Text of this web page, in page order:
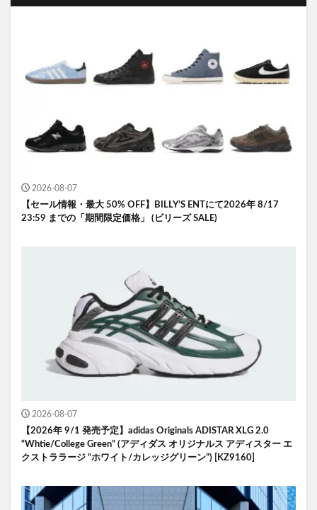
2026-08-07
【セール情報・最大 50% OFF】BILLY’S ENTにて2026年 8/17
23:59 までの「期間限定価格」 (ビリーズ SALE)
2026-08-07
【2026年 9/1 発売予定】adidas Originals ADISTAR XLG 2.0
“Whtie/College Green” (アディダス オリジナルス アディスター エ
クストララージ “ホワイト/カレッジグリーン”) [KZ9160]